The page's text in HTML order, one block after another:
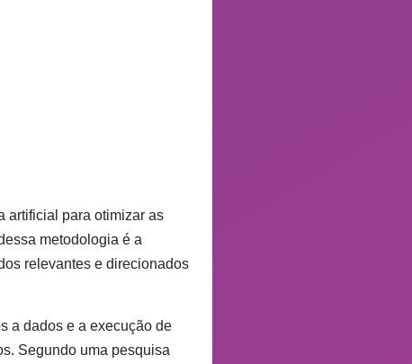
artificial para otimizar as
metodologia é a
relevantes e direcionados
a dados e a execução de
Segundo uma pesquisa